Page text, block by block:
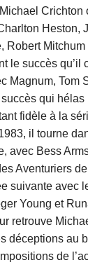
Crichton
Heston,
Robert
le succès qu’il
Magnum, Tom
qui hélas
fidèle à la
il tourne
avec Bess
Aventuriers de
suivante avec
Young et
retrouve
déceptions au
de